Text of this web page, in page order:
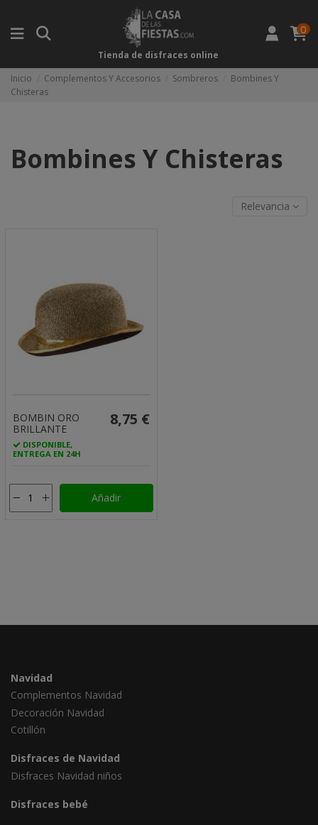
Tienda de disfraces online
0
Inicio Complementos Y Accesorios Sombreros
Bombines Y
Chisteras
Bombines Y Chisteras
Relevancia
BOMBIN ORO
BRILLANTE
DISPONIBLE,
ENTREGA EN 24H
8,75 €
Añadir
Navidad
Complementos Navidad
Decoración Navidad
Cotillón
Disfraces de Navidad
Disfraces Navidad niños
Disfraces bebé